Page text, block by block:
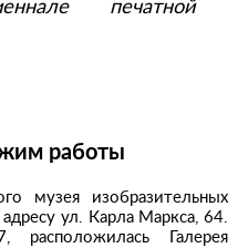
печатной
работы
музея изобразительных
адресу ул. Карла Маркса, 64.
Галерея